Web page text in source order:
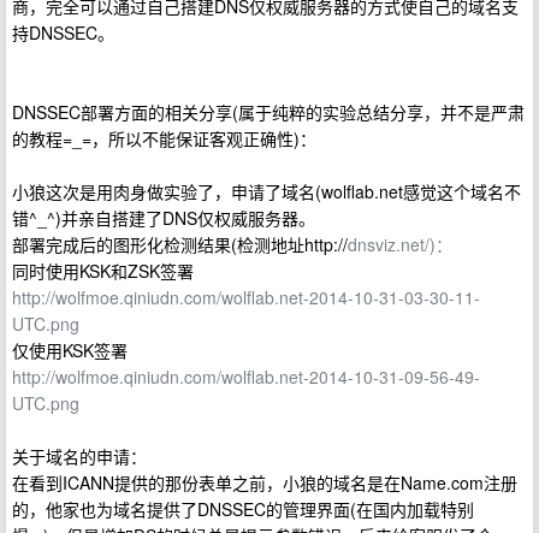
商，完全可以通过自己搭建DNS仅权威服务器的方式使自己的域名支
持DNSSEC。
DNSSEC部署方面的相关分享(属于纯粹的实验总结分享，并不是严肃
的教程=_=，所以不能保证客观正确性)：
小狼这次是用肉身做实验了，申请了域名(wolflab.net感觉这个域名不
错^_^)并亲自搭建了DNS仅权威服务器。
部署完成后的图形化检测结果(检测地址http://dnsviz.net/)：
同时使用KSK和ZSK签署
http://wolfmoe.qiniudn.com/wolflab.net-2014-10-31-03-30-11-
UTC.png
仅使用KSK签署
http://wolfmoe.qiniudn.com/wolflab.net-2014-10-31-09-56-49-
UTC.png
关于域名的申请：
在看到ICANN提供的那份表单之前，小狼的域名是在Name.com注册
的，他家也为域名提供了DNSSEC的管理界面(在国内加载特别